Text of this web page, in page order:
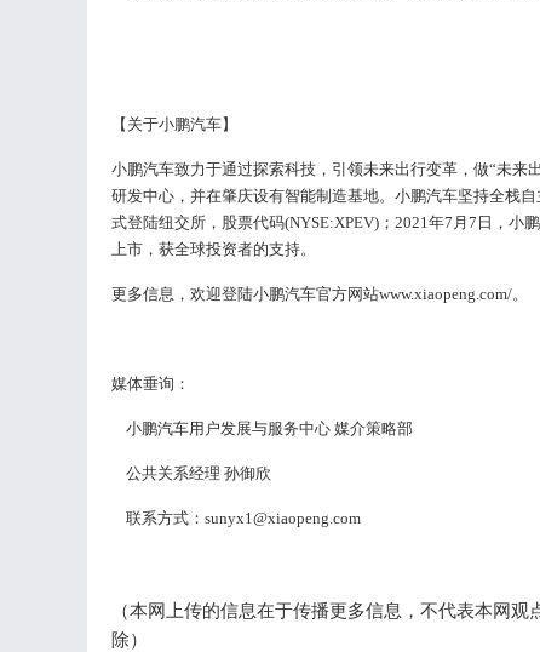
【关于小鹏汽车】
小鹏汽车致力于通过探索科技，引领未来出行变革，做“未来
研发中心，并在肇庆设有智能制造基地。小鹏汽车坚持全栈
式登陆纽交所，股票代码(NYSE:XPEV)；2021年7月7日，小
上市，获全球投资者的支持。
更多信息，欢迎登陆小鹏汽车官方网站www.xiaopeng.com/。
媒体垂询：
小鹏汽车用户发展与服务中心 媒介策略部
公共关系经理 孙御欣
联系方式： sunyx1@xiaopeng.com
（本网上传的信息在于传播更多信息，不代表本网
除）